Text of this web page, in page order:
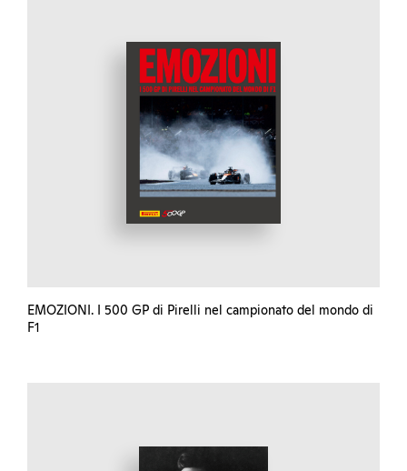
EMOZIONI. I 500 GP di Pirelli nel campionato del mondo di
F1